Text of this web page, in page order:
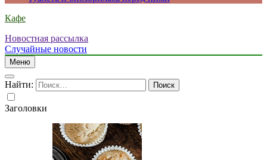
Кафе
Новостная рассылка
Случайные новости
Меню
Найти:
Заголовки